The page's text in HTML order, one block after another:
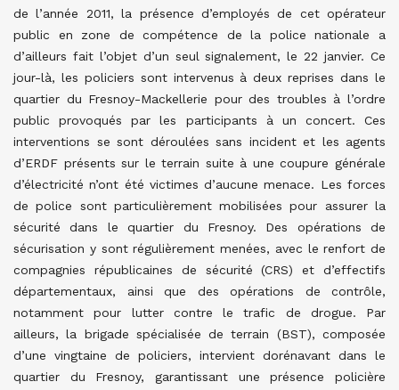
de l’année 2011, la présence d’employés de cet opérateur
public en zone de compétence de la police nationale a
d’ailleurs fait l’objet d’un seul signalement, le 22 janvier. Ce
jour-là, les policiers sont intervenus à deux reprises dans le
quartier du Fresnoy-Mackellerie pour des troubles à l’ordre
public provoqués par les participants à un concert. Ces
interventions se sont déroulées sans incident et les agents
d’ERDF présents sur le terrain suite à une coupure générale
d’électricité n’ont été victimes d’aucune menace. Les forces
de police sont particulièrement mobilisées pour assurer la
sécurité dans le quartier du Fresnoy. Des opérations de
sécurisation y sont régulièrement menées, avec le renfort de
compagnies républicaines de sécurité (CRS) et d’effectifs
départementaux, ainsi que des opérations de contrôle,
notamment pour lutter contre le trafic de drogue. Par
ailleurs, la brigade spécialisée de terrain (BST), composée
d’une vingtaine de policiers, intervient dorénavant dans le
quartier du Fresnoy, garantissant une présence policière